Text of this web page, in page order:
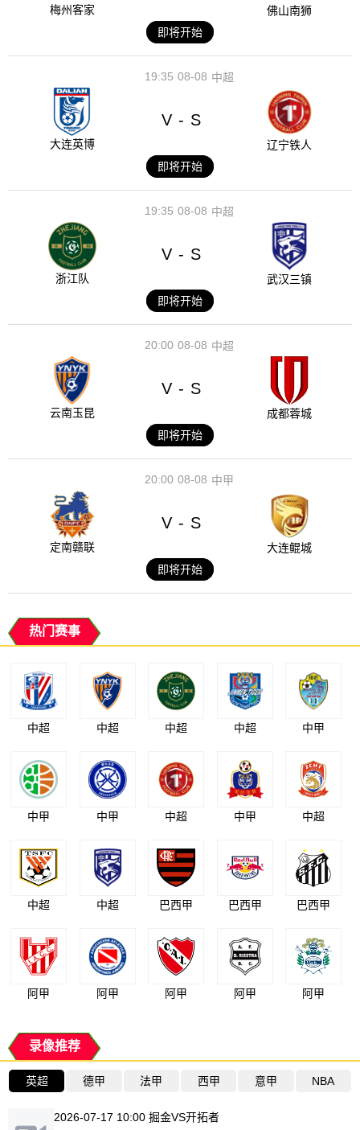
梅州客家
佛山南狮
即将开始
08-08
19:35 中超
大连英博
V - S
辽宁铁人
即将开始
08-08
19:35 中超
浙江队
V - S
武汉三镇
即将开始
08-08
20:00 中超
云南玉昆
V - S
成都蓉城
即将开始
08-08
20:00 中甲
定南赣联
V - S
大连鲲城
即将开始
热门赛事
中超 中超 中超 中超 中甲
中甲 中甲 中超 中甲 中超
中超 中超 巴西甲 巴西甲 巴西甲
阿甲 阿甲 阿甲 阿甲 阿甲
录像推荐
英超 德甲 法甲 西甲 意甲 NBA
2026-07-17 10:00 掘金VS开拓者